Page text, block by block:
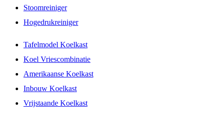
Stoomreiniger
Hogedrukreiniger
Tafelmodel Koelkast
Koel Vriescombinatie
Amerikaanse Koelkast
Inbouw Koelkast
Vrijstaande Koelkast